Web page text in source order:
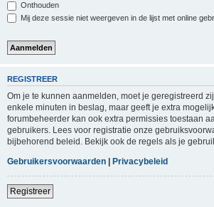
Onthouden
Mij deze sessie niet weergeven in de lijst met online
REGISTREER
Om je te kunnen aanmelden, moet je geregistreerd
enkele minuten in beslag, maar geeft je extra
forumbeheerder kan ook extra permissies toestaan
gebruikers. Lees voor registratie onze
bijbehorend beleid. Bekijk ook de regels als je
Gebruikersvoorwaarden | Privacybeleid
Registreer